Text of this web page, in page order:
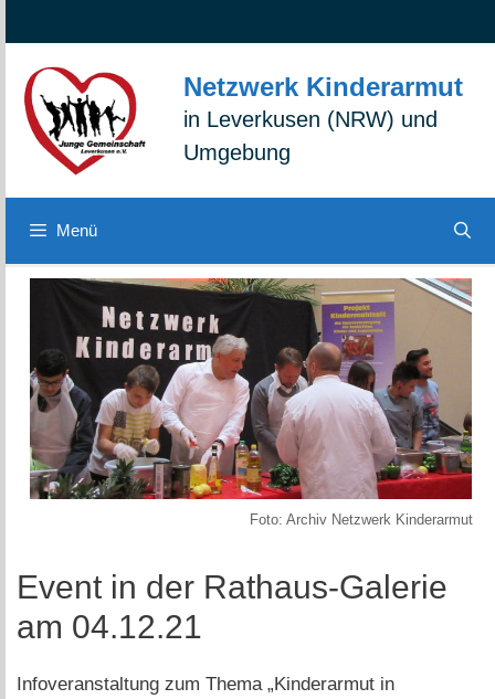
Inhalt
springen
Navigation
springen
Inhalt
springen
Netzwerk Kinderarmut
in Leverkusen (NRW) und
Umgebung
Menü
Foto: Archiv Netzwerk Kinderarmut
Event in der Rathaus-Galerie
am 04.12.21
Infoveranstaltung zum Thema „Kinderarmut in